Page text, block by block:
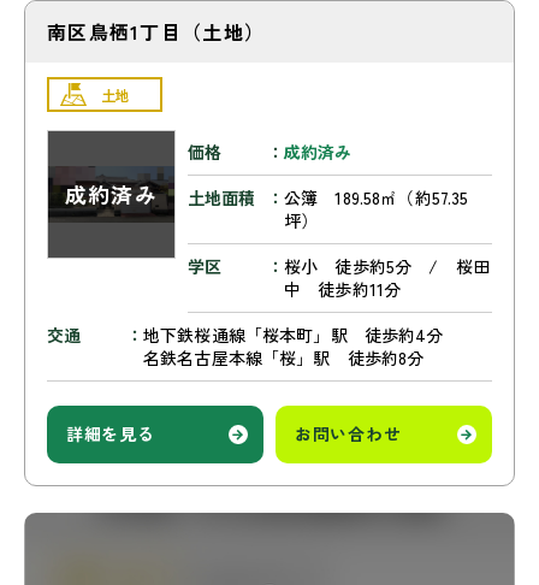
南区鳥栖1丁目（土地）
土地
価格
成約済み
土地面積
公簿 189.58㎡（約57.35
坪）
学区
桜小 徒歩約5分 / 桜田
中 徒歩約11分
交通
地下鉄桜通線「桜本町」駅 徒歩約4分
名鉄名古屋本線「桜」駅 徒歩約8分
詳細を見る お問い合わせ